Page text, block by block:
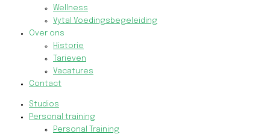
Wellness
Vytal Voedingsbegeleiding
Over ons
Historie
Tarieven
Vacatures
Contact
Studios
Personal training
Personal Training